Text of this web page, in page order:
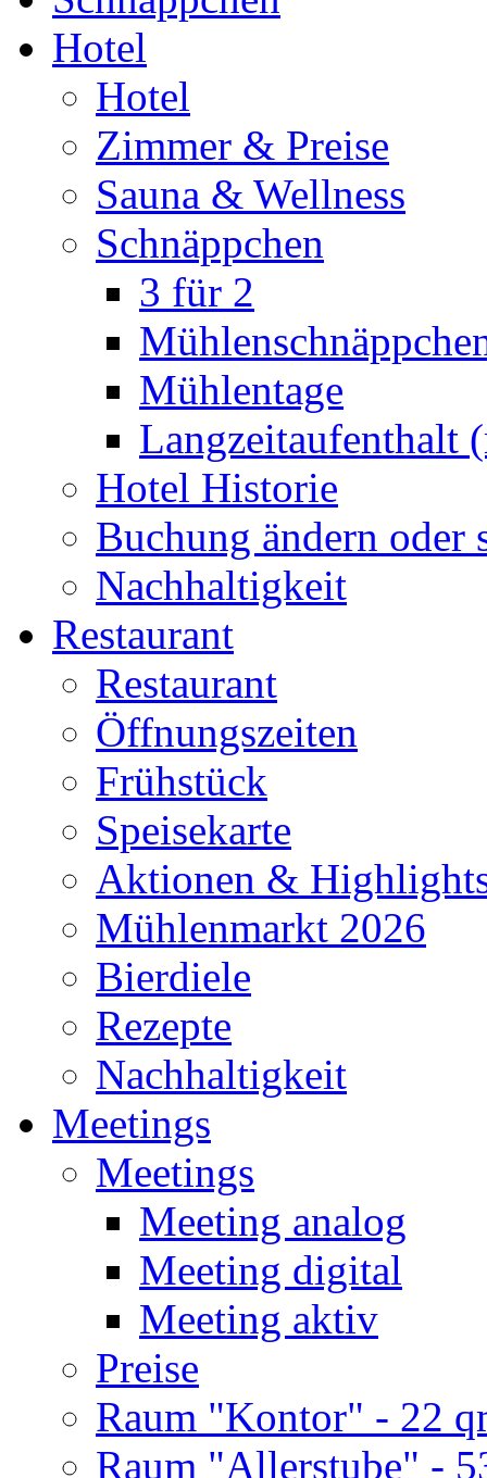
Hotel
Hotel
Zimmer & Preise
Sauna & Wellness
Schnäppchen
3 für 2
Mühlentage
Langzeitaufenthalt
Hotel Historie
Buchung ändern oder
Nachhaltigkeit
Restaurant
Restaurant
Öffnungszeiten
Frühstück
Speisekarte
Aktionen &
Mühlenmarkt 2026
Bierdiele
Rezepte
Nachhaltigkeit
Meetings
Meetings
Meeting analog
Meeting digital
Meeting aktiv
Preise
Raum "Kontor" - 22
Raum "Allerstube" -